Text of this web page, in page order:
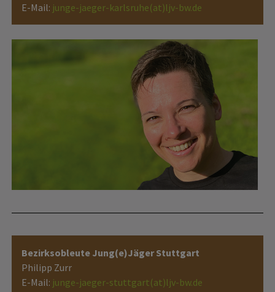
E-Mail: junge-jaeger-karlsruhe(at)ljv-bw.de
Bezirksobleute Jung(e)Jäger Stuttgart
Philipp Zurr
E-Mail: junge-jaeger-stuttgart(at)ljv-bw.de